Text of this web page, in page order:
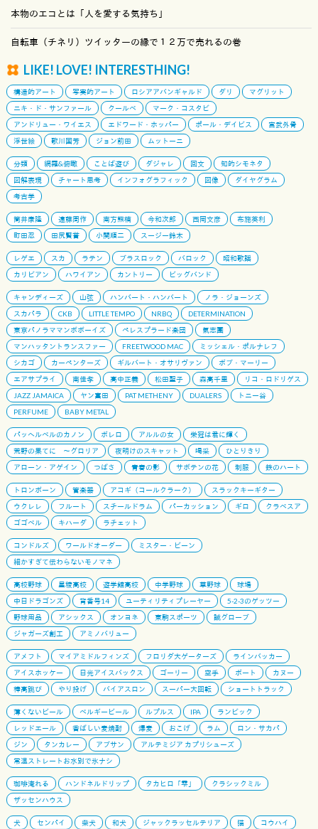
本物のエコとは「人を愛する気持ち」
自転車（チネリ）ツイッターの縁で１２万で売れるの巻
LIKE! LOVE! INTERESTHING!
構造的アート 写実的アート ロシアアバンギャルド ダリ
マグリット
ニキ・ド・サンファール
クールベ
マーク・コスタビ
アンドリュー・ワイエス
エドワード・ホッパー ポール・デイビス
宮武外骨
浮世絵
歌川国芳 ジョン前田 ムットーニ
分類 網羅&俯瞰 ことば遊び ダジャレ 回文
知的シモネタ
図解表現
チャート思考 インフォグラフィック 図像
ダイヤグラム
考古学
筒井康隆 遠藤周作 南方熊楠 今和次郎 西岡文彦
布施英利
町田忍
田尻賢誉 小関順二 スージー鈴木
レゲエ スカ ラテン ブラスロック バロック
昭和歌謡
カリビアン
ハワイアン カントリー ビッグバンド
キャンディーズ 山弦 ハンバート・ハンバート
ノラ・ジョーンズ
スカパラ
CKB LITTLE TEMPO NRBQ
DETERMINATION
東京パノラママンボボーイズ
ペレスプラード楽団
氣志團
マンハッタントランスファー
FREETWOOD MAC
ミッシェル・ポルナレフ
シカゴ
カーペンターズ ギルバート・オサリヴァン
ボブ・マーリー
エアサプライ
南佳孝 高中正義 松田聖子 森高千里
リコ・ロドリゲス
JAZZ JAMAICA
ヤン富田 PAT METHENY DUALERS
トニー谷
PERFUME
BABY METAL
パッヘルベルのカノン ボレロ アルルの女
栄冠は君に輝く
荒野の果てに 〜グロリア
夜明けのスキャット 喝采
ひとりきり
アローン・アゲイン
つばさ 青春の影 サボテンの花 制服 鉄のハート
トロンボーン 管楽器 アコギ（コールクラーク）
スラックキーギター
ウクレレ
フルート スチールドラム パーカッション ギロ
クラベスア
ゴゴベル
キハーダ ラチェット
コンドルズ ワールドオーダー
ミスター・ビーン
細かすぎて伝わらないモノマネ
高校野球 星稜高校 遊学館高校 中学野球 草野球
球場
中日ドラゴンズ
背番号14 ユーティリティプレーヤー
5-2-3のゲッツー
野球用品
アシックス オンヨネ 東駒スポーツ
誠グローブ
ジャガーズ創工
アミノバリュー
アメフト マイアミドルフィンズ フロリダ大ゲーターズ
ラインバッカー
アイスホッケー
日光アイスバックス ゴーリー 空手 ボート
カヌー
棒高跳び
やり投げ バイアスロン スーパー大回転 ショートトラック
薄くないビール ベルギービール ルプルス IPA
ランビック
レッドエール
香ばしい麦焼酎 爆麦 おこげ ラム
ロン・サカパ
ジン
タンカレー アブサン
アルテミジア カプリシューズ
常温ストレートお水別で氷ナシ
珈琲淹れる ハンドネルドリップ タカヒロ「雫」
クラシックミル
ザッセンハウス
犬 センパイ 柴犬 和犬 ジャックラッセルテリア 猫
コウハイ